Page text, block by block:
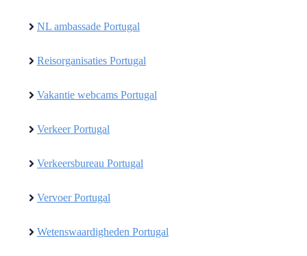
NL ambassade Portugal
Reisorganisaties Portugal
Vakantie webcams Portugal
Verkeer Portugal
Verkeersbureau Portugal
Vervoer Portugal
Wetenswaardigheden Portugal